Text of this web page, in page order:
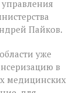
Пайков.
уже
в
медицинских